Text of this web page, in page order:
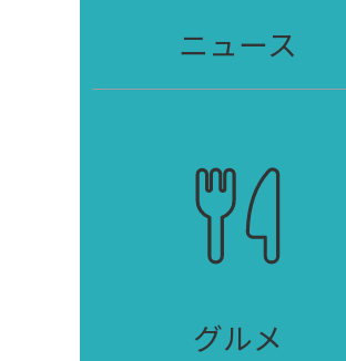
ニュース
グルメ